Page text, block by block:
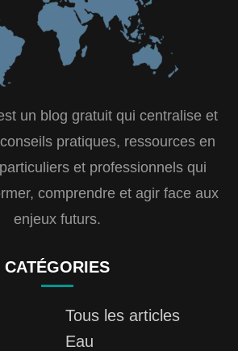
un blog gratuit qui centralise et
pratiques, ressources en
et professionnels qui
comprendre et agir face aux
enjeux futurs.
CATÉGORIES
Tous les articles
Eau